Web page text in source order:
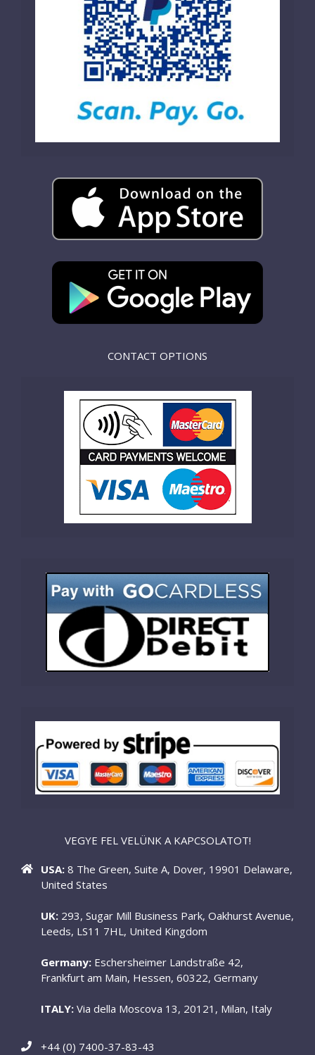
CONTACT OPTIONS
VEGYE FEL VELÜNK A KAPCSOLATOT!
USA: 8 The Green, Suite A, Dover, 19901 Delaware,
United States
UK: 293, Sugar Mill Business Park, Oakhurst Avenue,
Leeds, LS11 7HL, United Kingdom
Germany: Eschersheimer Landstraße 42,
Frankfurt am Main, Hessen, 60322, Germany
ITALY: Via della Moscova 13, 20121, Milan, Italy
+44 (0) 7400-37-83-43